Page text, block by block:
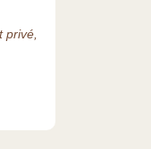
privé,